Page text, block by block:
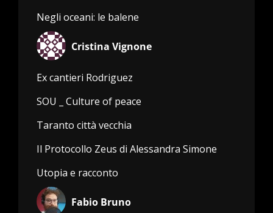
Negli oceani: le balene
Cristina Vignone
Ex cantieri Rodriguez
SOU _ Culture of peace
Taranto città vecchia
Il Protocollo Zeus di Alessandra Simone
Utopia e racconto
Fabio Bruno